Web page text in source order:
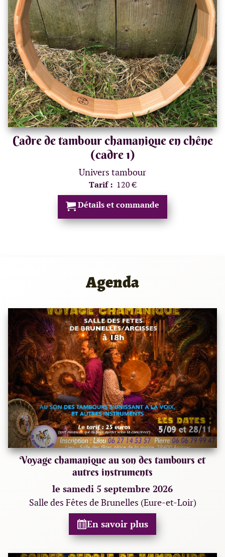
Cadre de tambour chamanique en chêne
(cadre 1)
Univers tambour
Tarif : 120 €
Détails et commande
Agenda
Voyage chamanique au son des tambours et
autres instruments
le samedi 5 septembre 2026
Salle des Fêtes de Brunelles (Eure-et-Loir)
En savoir plus